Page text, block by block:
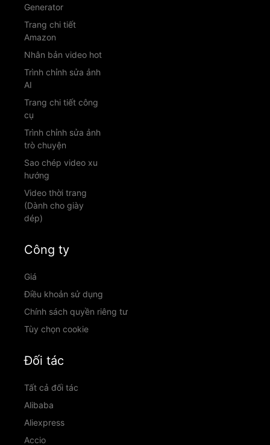
Generator
Trang chi tiết
Amazon
Nhân bản video hot
Trình chỉnh sửa ảnh
AI
Trang chi tiết công
cụ
Trình chỉnh sửa ảnh
trò chuyện
Sao chép video xu
hướng
Video thời trang
(Dành cho giày
dép)
Công ty
Giá
Điều khoản sử dụng
Chính sách quyền riêng tư
Tùy chọn cookie
Đối tác
Tất cả đối tác
Alibaba
Aliexpress
Accio